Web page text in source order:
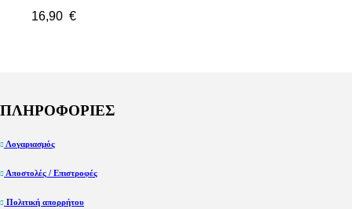
16,90 €
ΠΛΗΡΟΦΟΡΙΕΣ
Λογαριασμός
Αποστολές / Επιστροφές
Πολιτική απορρήτου